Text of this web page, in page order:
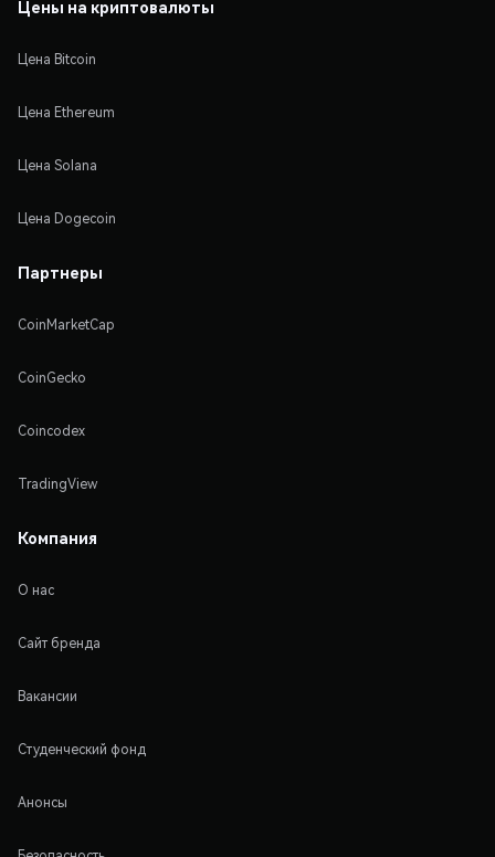
Цены на криптовалюты
Цена Bitcoin
Цена Ethereum
Цена Solana
Цена Dogecoin
Партнеры
CoinMarketCap
CoinGecko
Coincodex
TradingView
Компания
О нас
Сайт бренда
Вакансии
Студенческий фонд
Анонсы